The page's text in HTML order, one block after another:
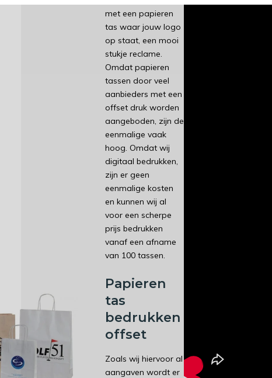
met een papieren
tas waar jouw logo
op staat, een mooi
stukje reclame.
Omdat papieren
tassen door veel
aanbieders met een
offset druk worden
aangeboden, zijn de
eenmalige vaak
hoog. Omdat wij
digitaal bedrukken,
zijn er geen
eenmalige kosten
en kunnen wij al
voor een scherpe
prijs bedrukken
vanaf een afname
van 100 tassen.
Papieren
tas
bedrukken
offset
Zoals wij hiervoor al
aangaven wordt er